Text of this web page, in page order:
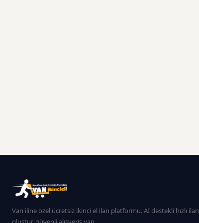
Van iline özel ücretsiz ikinci el ilan platformu. AI destekli hızlı ilan